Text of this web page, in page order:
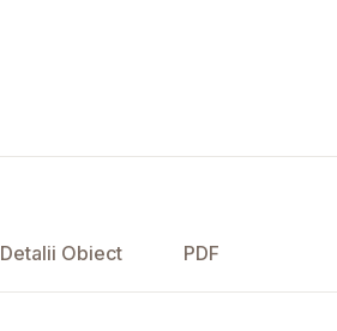
Detalii Obiect PDF